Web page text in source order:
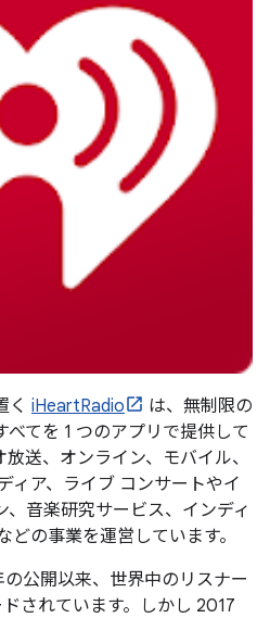
く iHeartRadio
は、無制限の
てを 1 つのアプリで提供して
送、オンライン、モバイル、
ィア、ライブ コンサートやイ
音楽研究サービス、インディ
の事業を運営しています。
公開以来、世界中のリスナー
されています。しかし 2017